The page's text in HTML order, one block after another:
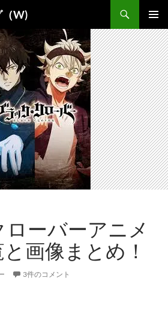
W)
メインメ
ニュー
ーバーアニメ
画像まとめ！
3件のコメント